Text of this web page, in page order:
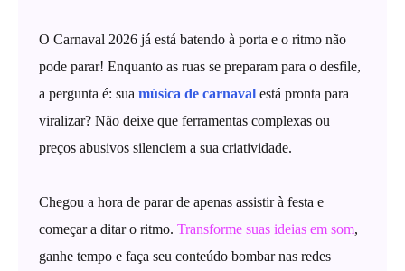
O Carnaval 2026 já está batendo à porta e o ritmo não
pode parar! Enquanto as ruas se preparam para o desfile,
a pergunta é: sua música de carnaval está pronta para
viralizar? Não deixe que ferramentas complexas ou
preços abusivos silenciem a sua criatividade.
Chegou a hora de parar de apenas assistir à festa e
começar a ditar o ritmo. Transforme suas ideias em som,
ganhe tempo e faça seu conteúdo bombar nas redes